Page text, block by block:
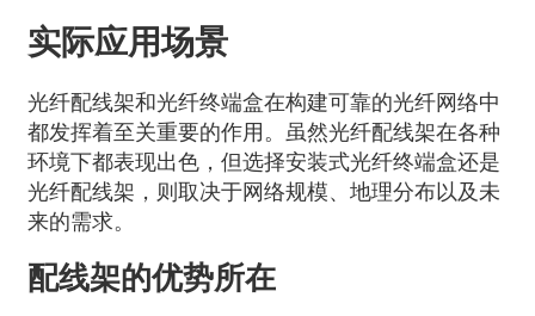
实际应用场景
光纤配线架和光纤终端盒在构建可靠的光纤网络中
都发挥着至关重要的作用。虽然光纤配线架在各种
环境下都表现出色，但选择安装式光纤终端盒还是
光纤配线架，则取决于网络规模、地理分布以及未
来的需求。
配线架的优势所在